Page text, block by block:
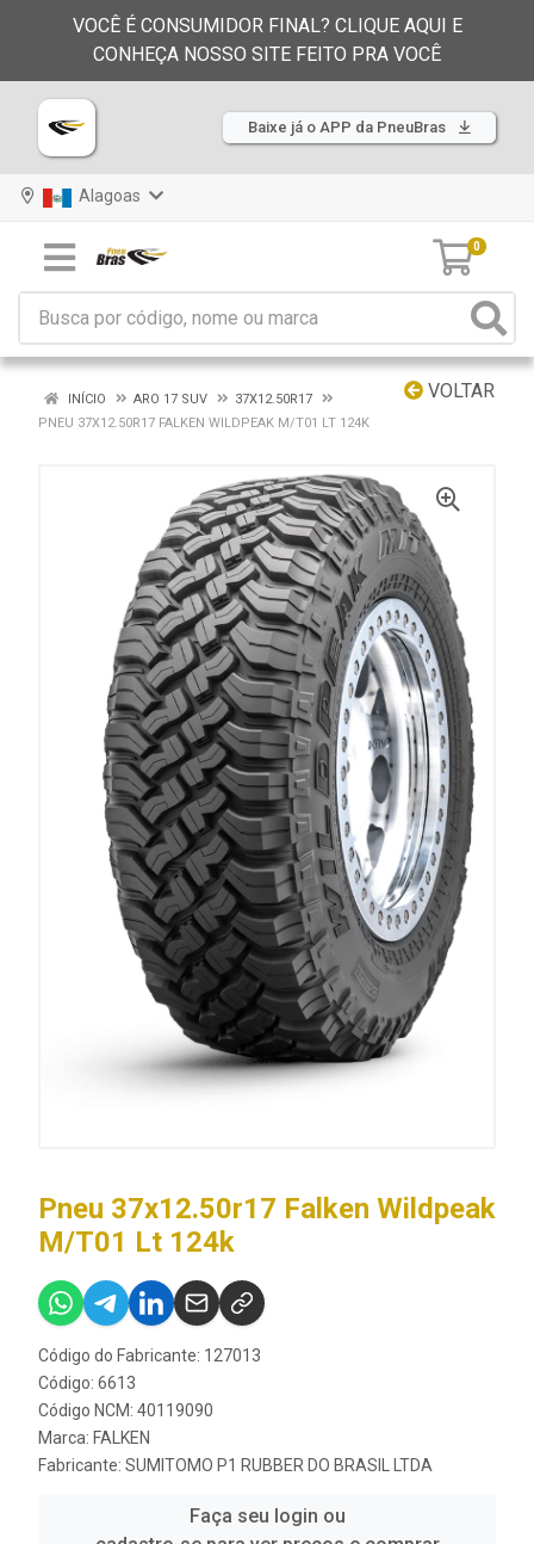
VOCÊ É CONSUMIDOR FINAL? CLIQUE AQUI E
CONHEÇA NOSSO SITE FEITO PRA VOCÊ
Baixe já o APP da PneuBras
Alagoas
0
VOLTAR
INÍCIO ARO 17 SUV
37X12.50R17
PNEU 37X12.50R17 FALKEN WILDPEAK M/T01 LT 124K
Pneu 37x12.50r17 Falken Wildpeak
M/T01 Lt 124k
Código do Fabricante: 127013
Código: 6613
Código NCM: 40119090
Marca: FALKEN
Fabricante: SUMITOMO P1 RUBBER DO BRASIL LTDA
Faça seu login ou